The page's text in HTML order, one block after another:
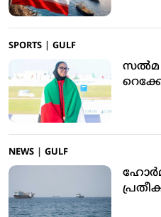
SPORTS GULF
സൽമ
NEWS GULF
ഹോർമുസ്